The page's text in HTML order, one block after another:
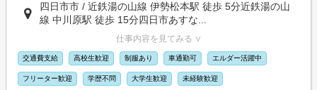
四日市市 / 近鉄湯の山線 伊勢松本駅 徒歩 5分近鉄湯の山
線 中川原駅 徒歩 15分四日市あすな...
仕事内容を見てみる ∨
交通費支給 高校生歓迎 制服あり 車通勤可 エルダー活躍中
フリーター歓迎 学歴不問 大学生歓迎 未経験歓迎